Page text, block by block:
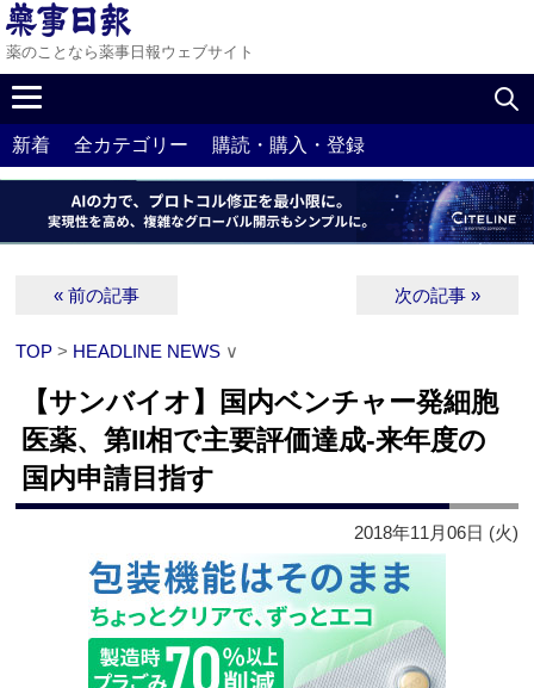
薬のことなら薬事日報ウェブサイト
新着 全カテゴリー 購読・購入・登録
« 前の記事 次の記事 »
TOP > HEADLINE NEWS ∨
【サンバイオ】国内ベンチャー発細胞
医薬、第II相で主要評価達成‐来年度の
国内申請目指す
2018年11月06日 (火)